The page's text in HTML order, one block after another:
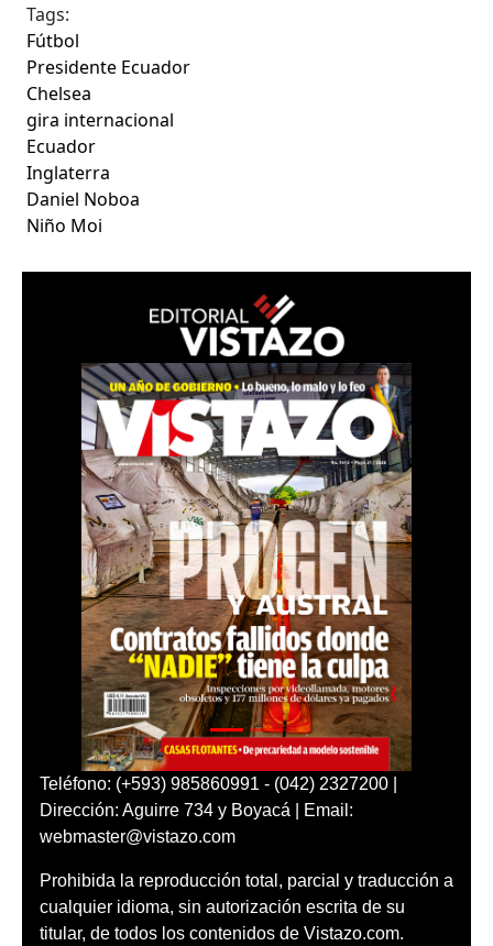
Tags:
Fútbol
Presidente Ecuador
Chelsea
gira internacional
Ecuador
Inglaterra
Daniel Noboa
Niño Moi
Teléfono: (+593) 985860991 - (042) 2327200 |
Dirección: Aguirre 734 y Boyacá | Email:
webmaster@vistazo.com
Prohibida la reproducción total, parcial y traducción a
cualquier idioma, sin autorización escrita de su
titular, de todos los contenidos de Vistazo.com.